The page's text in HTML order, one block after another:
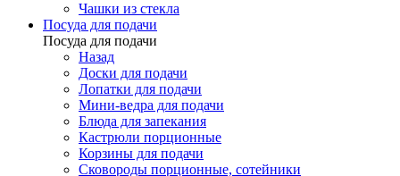
Чашки из стекла
Посуда для подачи
Посуда для подачи
Назад
Доски для подачи
Лопатки для подачи
Мини-ведра для подачи
Блюда для запекания
Кастрюли порционные
Корзины для подачи
Сковороды порционные, сотейники